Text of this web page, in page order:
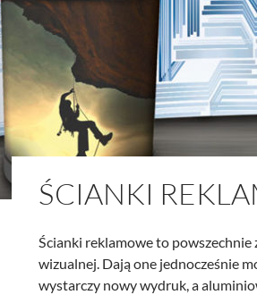
ŚCIANKI
Ścianki reklamowe to
wizualnej. Dają one jednocześnie
wystarczy nowy wydruk, a